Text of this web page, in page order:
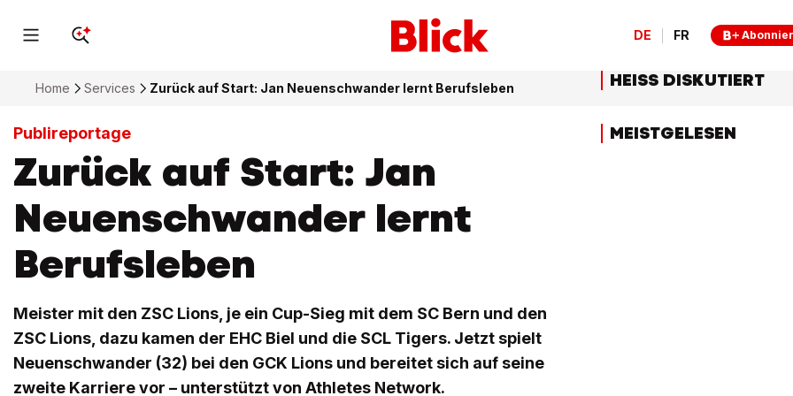
DE FR
Home Services Zurück auf Start: Jan Neuenschwander lernt Berufsleben
Publireportage
Zurück auf Start: Jan
Neuenschwander lernt
Berufsleben
Meister mit den ZSC Lions, je ein Cup-Sieg mit dem SC Bern und den
ZSC Lions, dazu kamen der EHC Biel und die SCL Tigers. Jetzt spielt
Neuenschwander (32) bei den GCK Lions und bereitet sich auf seine
zweite Karriere vor – unterstützt von Athletes Network.
HEISS DISKUTIERT
MEISTGELESEN